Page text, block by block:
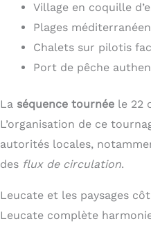
Village en coquille
Plages
Chalets sur pilotis
Port de pêche
La séquence tournéele 22
L’organisation de ce
autorités locales,
des flux de circulation.
Leucate et les paysages
Leucate complète